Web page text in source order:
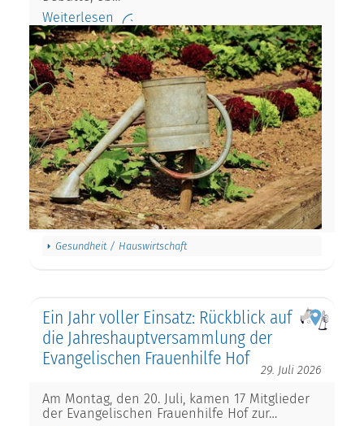
Weiterlesen
Gesundheit / Hauswirtschaft
Ein Jahr voller Einsatz: Rückblick auf
die Jahreshauptversammlung der
Evangelischen Frauenhilfe Hof
29. Juli 2026
Am Montag, den 20. Juli, kamen 17 Mitglieder
der Evangelischen Frauenhilfe Hof zur…